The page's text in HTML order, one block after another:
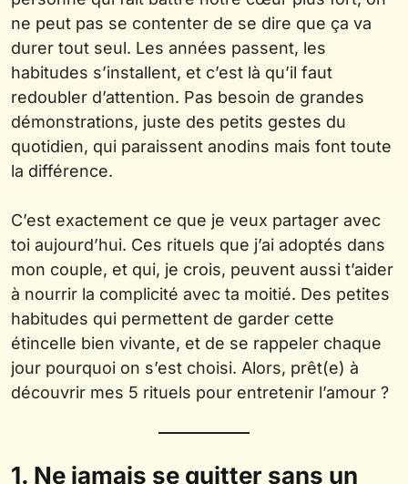
ne peut pas se contenter de se dire que ça va
durer tout seul. Les années passent, les
habitudes s’installent, et c’est là qu’il faut
redoubler d’attention. Pas besoin de grandes
démonstrations, juste des petits gestes du
quotidien, qui paraissent anodins mais font toute
la différence.
C’est exactement ce que je veux partager avec
toi aujourd’hui. Ces rituels que j’ai adoptés dans
mon couple, et qui, je crois, peuvent aussi t’aider
à nourrir la complicité avec ta moitié. Des petites
habitudes qui permettent de garder cette
étincelle bien vivante, et de se rappeler chaque
jour pourquoi on s’est choisi. Alors, prêt(e) à
découvrir mes 5 rituels pour entretenir l’amour ?
1. Ne jamais se quitter sans un